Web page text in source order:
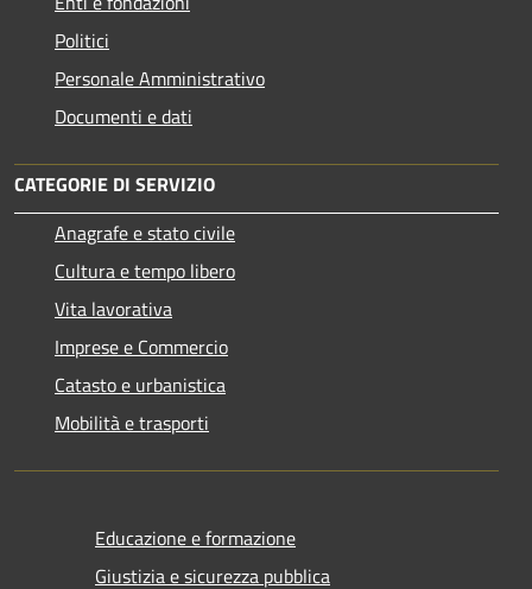
Politici
Personale Amministrativo
Documenti e dati
CATEGORIE DI SERVIZIO
Anagrafe e stato civile
Cultura e tempo libero
Vita lavorativa
Imprese e Commercio
Catasto e urbanistica
Mobilità e trasporti
Educazione e formazione
Giustizia e sicurezza pubblica